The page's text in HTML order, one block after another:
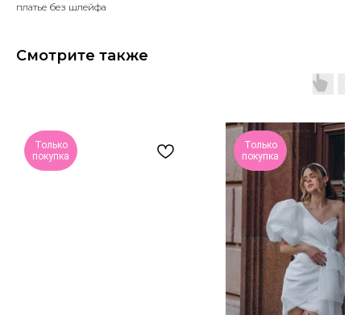
платье без шлейфа
Смотрите также
Только
покупка
Только
покупка